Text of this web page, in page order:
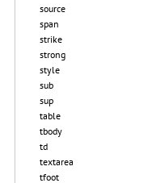
source
span
strike
strong
style
sub
sup
table
tbody
td
textarea
tfoot